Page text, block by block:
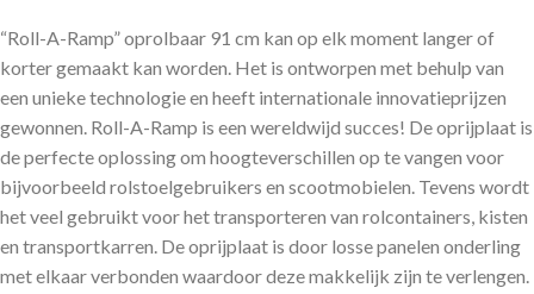
“Roll-A-Ramp” oprolbaar 91 cm kan op elk moment langer of
korter gemaakt kan worden. Het is ontworpen met behulp van
een unieke technologie en heeft internationale innovatieprijzen
gewonnen. Roll-A-Ramp is een wereldwijd succes! De oprijplaat is
de perfecte oplossing om hoogteverschillen op te vangen voor
bijvoorbeeld rolstoelgebruikers en scootmobielen. Tevens wordt
het veel gebruikt voor het transporteren van rolcontainers, kisten
en transportkarren. De oprijplaat is door losse panelen onderling
met elkaar verbonden waardoor deze makkelijk zijn te verlengen.